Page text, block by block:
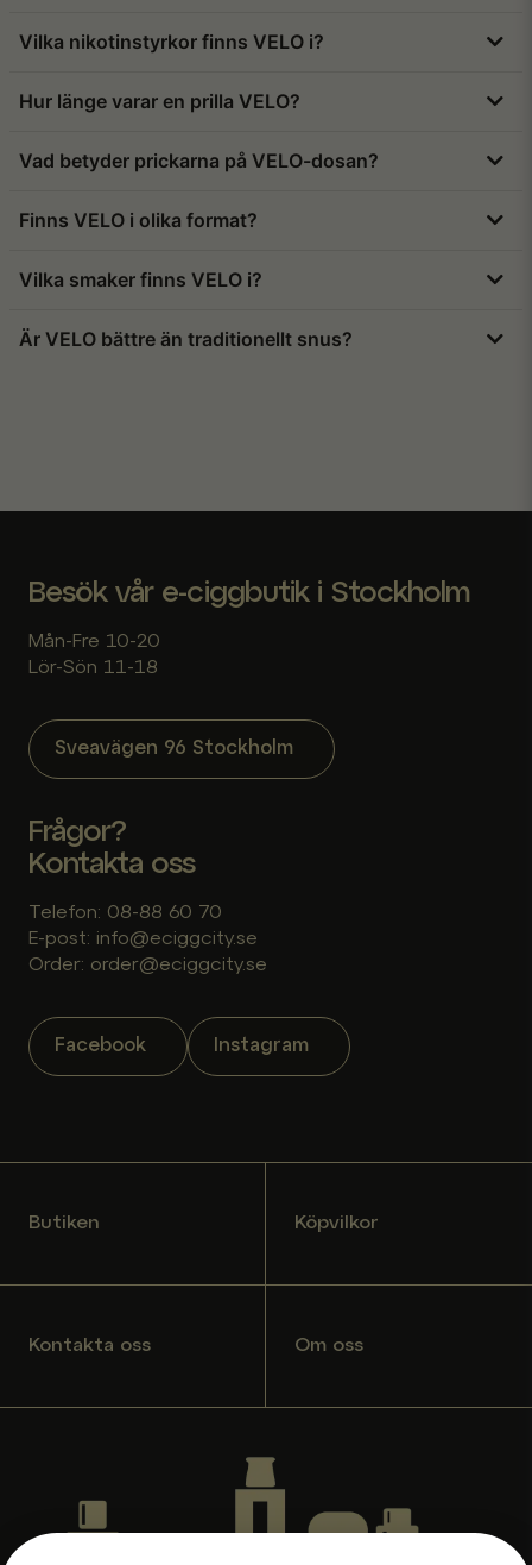
VELO för en ren smak och modern upplevelse.
nikotin, växtfiber, aromer och andra livsmedelssäkra
Vilka nikotinstyrkor finns VELO i?
runt 4 mg till starkare och ultrastarka varianter upp
Hur länge varar en prilla VELO?
minuter, beroende på nikotinstyrka och personliga
Vad betyder prickarna på VELO-dosan?
desto starkare nikotin.
Finns VELO i olika format?
vilket gör att prillorna sitter diskret och bekvämt
Vilka smaker finns VELO i?
mint, bär, citrus och tropiska frukter.
Är VELO bättre än traditionellt snus?
Besök vår e-ciggbutik i Stockholm
Mån-Fre 10-20
Lör-Sön 11-18
Sveavägen 96 Stockholm
Frågor?
Kontakta oss
Telefon: 08-88 60 70
E-post: info@eciggcity.se
Order: order@eciggcity.se
Facebook Instagram
Butiken Köpvilkor
Kontakta oss Om oss